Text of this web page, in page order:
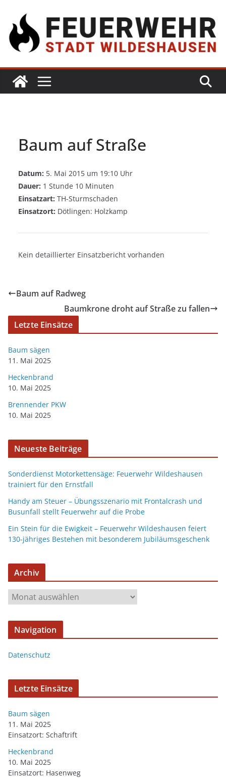
Baum auf Straße
Datum: 5. Mai 2015 um 19:10 Uhr
Dauer: 1 Stunde 10 Minuten
Einsatzart: TH-Sturmschaden
Einsatzort: Dötlingen: Holzkamp
Kein detaillierter Einsatzbericht vorhanden
Baum auf Radweg
Baumkrone droht auf Straße zu fallen
Letzte Einsätze
Baum sägen
11. Mai 2025
Heckenbrand
10. Mai 2025
Brennender PKW
10. Mai 2025
Neueste Beiträge
Sonderdienst Motorkettensäge: Feuerwehr Wildeshausen
trainiert für den Ernstfall
Handy am Steuer – Übungsszenario mit Frontalcrash und
Busunfall stellt Feuerwehr auf die Probe
Ein Stein für die Ewigkeit – Feuerwehr Wildeshausen feiert
130-jähriges Bestehen mit besonderem Jubiläumsgeschenk
Archiv
Navigation
Datenschutz
Letzte Einsätze
Baum sägen
11. Mai 2025
Einsatzort: Schaftrift
Heckenbrand
10. Mai 2025
Einsatzort: Hasenweg